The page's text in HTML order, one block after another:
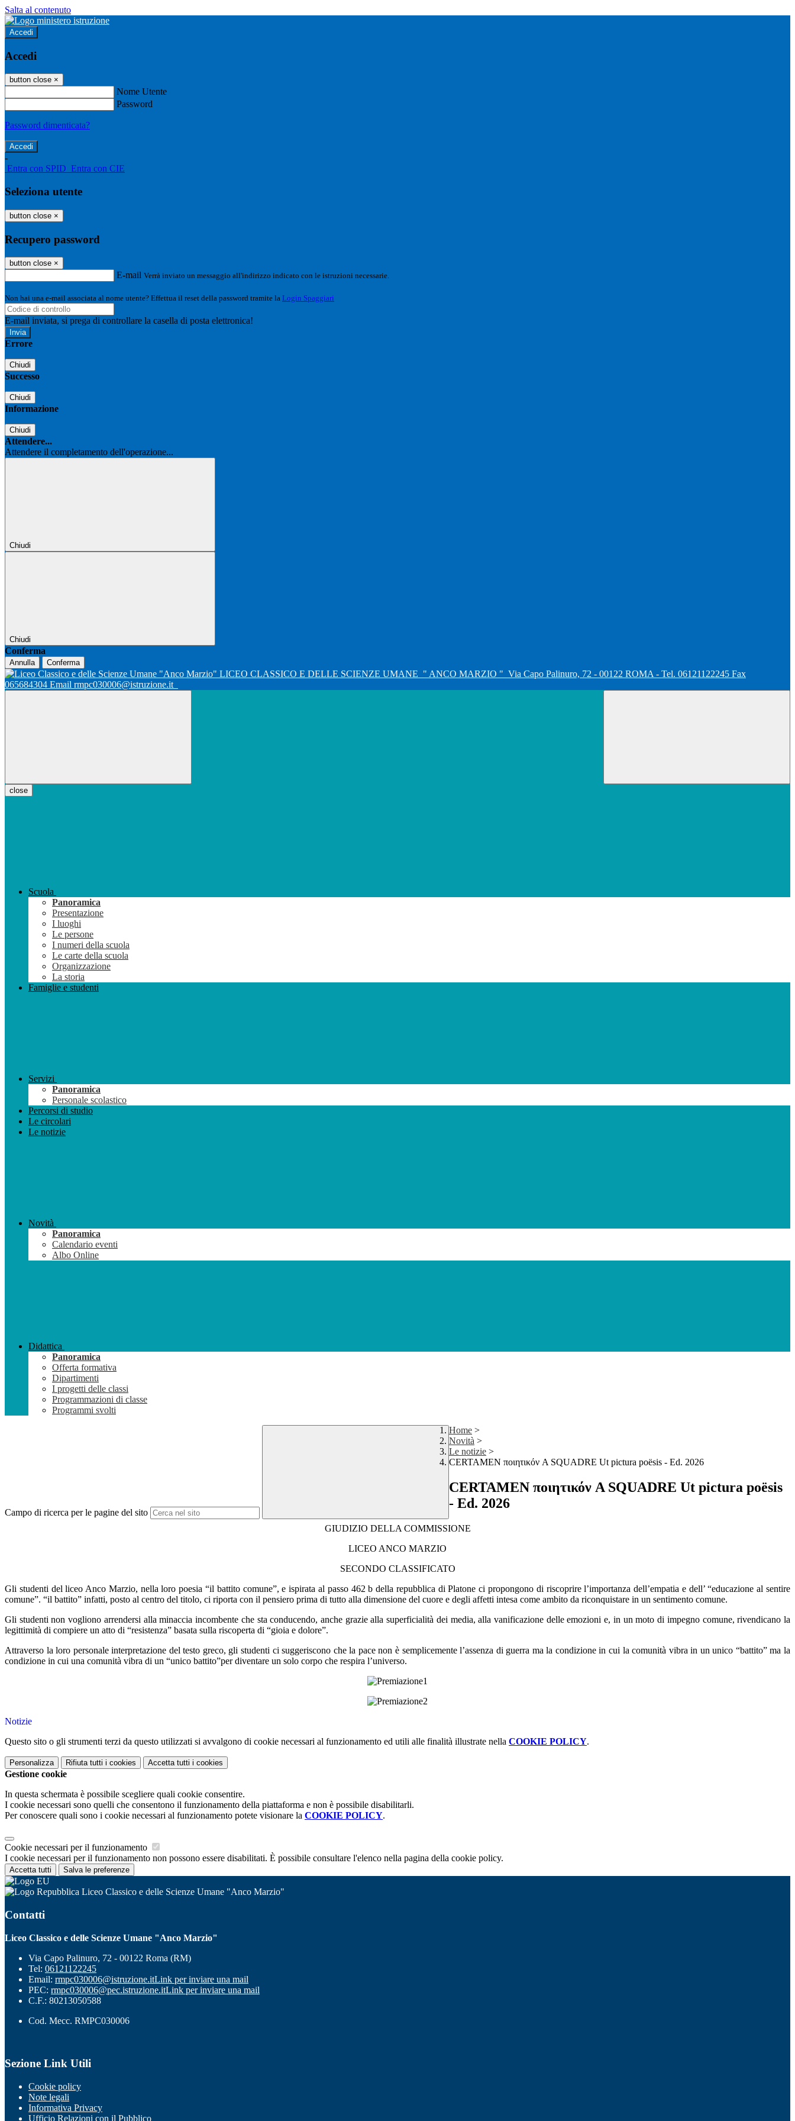
Salta al contenuto
Accedi
Accedi
button close ×
Nome Utente
Password
Password dimenticata?
-
Entra con SPID Entra con CIE
Seleziona utente
button close ×
Recupero password
button close ×
E-mail Verrà inviato un messaggio all'indirizzo indicato con le istruzioni necessarie.
Non hai una e-mail associata al nome utente? Effettua il reset della password tramite la Login Spaggiari
E-mail inviata, si prega di controllare la casella di posta elettronica!
Errore
Chiudi
Successo
Chiudi
Informazione
Chiudi
Attendere...
Attendere il completamento dell'operazione...
Chiudi
Chiudi
Conferma
Annulla Conferma
LICEO CLASSICO E DELLE SCIENZE UMANE " ANCO MARZIO " Via Capo Palinuro, 72 - 00122 ROMA - Tel. 06121122245 Fax
065684304 Email rmpc030006@istruzione.it
close
Scuola
Panoramica
Presentazione
I luoghi
Le persone
I numeri della scuola
Le carte della scuola
Organizzazione
La storia
Famiglie e studenti
Servizi
Panoramica
Personale scolastico
Percorsi di studio
Le circolari
Le notizie
Novità
Panoramica
Calendario eventi
Albo Online
Didattica
Panoramica
Offerta formativa
Dipartimenti
I progetti delle classi
Programmazioni di classe
Programmi svolti
Campo di ricerca per le pagine del sito
Home >
Novità >
Le notizie >
CERTAMEN ποιητικόν A SQUADRE Ut pictura poësis - Ed. 2026
CERTAMEN ποιητικόν A SQUADRE Ut pictura poësis
- Ed. 2026
GIUDIZIO DELLA COMMISSIONE
LICEO ANCO MARZIO
SECONDO CLASSIFICATO
Gli studenti del liceo Anco Marzio, nella loro poesia “il battito comune”, e ispirata al passo 462 b della repubblica di Platone ci propongono di riscoprire l’importanza dell’empatia e dell’ “educazione al sentire
comune”. “il battito” infatti, posto al centro del titolo, ci riporta con il pensiero prima di tutto alla dimensione del cuore e degli affetti intesa come ambito da riconquistare in un sentimento comune.
Gli studenti non vogliono arrendersi alla minaccia incombente che sta conducendo, anche grazie alla superficialità dei media, alla vanificazione delle emozioni e, in un moto di impegno comune, rivendicano la
legittimità di compiere un atto di “resistenza” basata sulla riscoperta di “gioia e dolore”.
Attraverso la loro personale interpretazione del testo greco, gli studenti ci suggeriscono che la pace non è semplicemente l’assenza di guerra ma la condizione in cui la comunità vibra in un unico “battito” ma la
condizione in cui una comunità vibra di un “unico battito”per diventare un solo corpo che respira l’universo.
Notizie
Questo sito o gli strumenti terzi da questo utilizzati si avvalgono di cookie necessari al funzionamento ed utili alle finalità illustrate nella COOKIE POLICY.
Personalizza Rifiuta tutti i cookies Accetta tutti i cookies
Gestione cookie
In questa schermata è possibile scegliere quali cookie consentire.
I cookie necessari sono quelli che consentono il funzionamento della piattaforma e non è possibile disabilitarli.
Per conoscere quali sono i cookie necessari al funzionamento potete visionare la COOKIE POLICY.
Cookie necessari per il funzionamento
I cookie necessari per il funzionamento non possono essere disabilitati. È possibile consultare l'elenco nella pagina della cookie policy.
Accetta tutti Salva le preferenze
Liceo Classico e delle Scienze Umane "Anco Marzio"
Contatti
Liceo Classico e delle Scienze Umane "Anco Marzio"
Via Capo Palinuro, 72 - 00122 Roma (RM)
Tel: 06121122245
Email: rmpc030006@istruzione.itLink per inviare una mail
PEC: rmpc030006@pec.istruzione.itLink per inviare una mail
C.F.: 80213050588
Cod. Mecc. RMPC030006
Sezione Link Utili
Cookie policy
Note legali
Informativa Privacy
Ufficio Relazioni con il Pubblico